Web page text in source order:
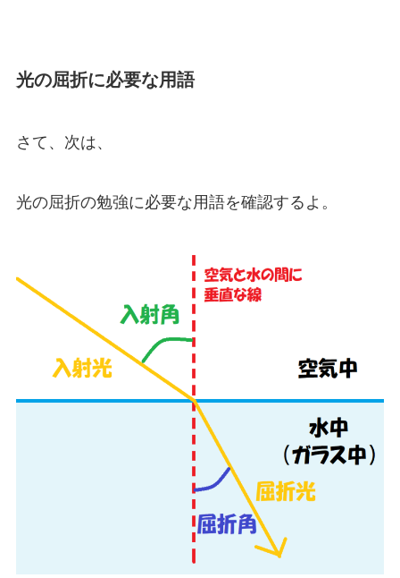
光の屈折に必要な用語
さて、次は、
光の屈折の勉強に必要な用語を確認するよ。